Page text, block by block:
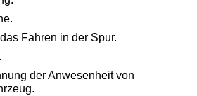
Fahren in der Spur.
der Anwesenheit von